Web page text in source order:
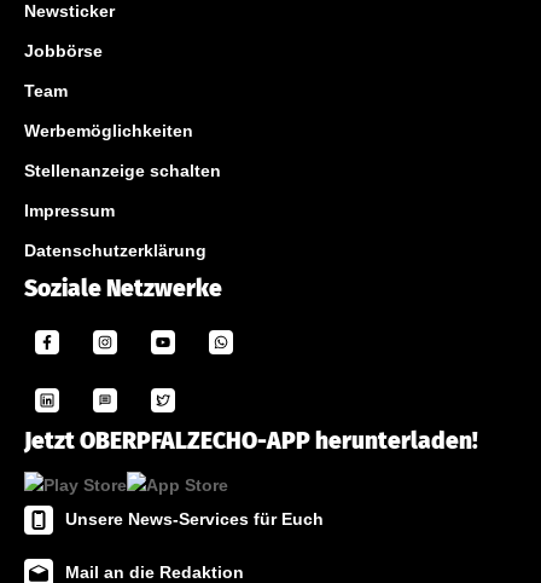
Newsticker
Jobbörse
Team
Werbemöglichkeiten
Stellenanzeige schalten
Impressum
Datenschutzerklärung
Soziale Netzwerke
Jetzt OBERPFALZECHO-APP herunterladen!
Unsere News-Services für Euch
Mail an die Redaktion